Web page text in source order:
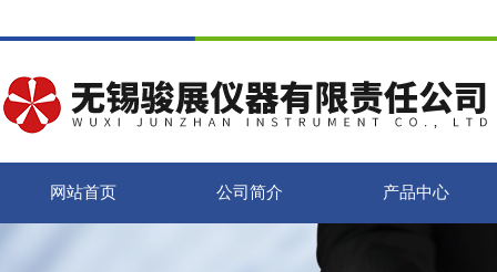
网站首页 公司简介 产品中心